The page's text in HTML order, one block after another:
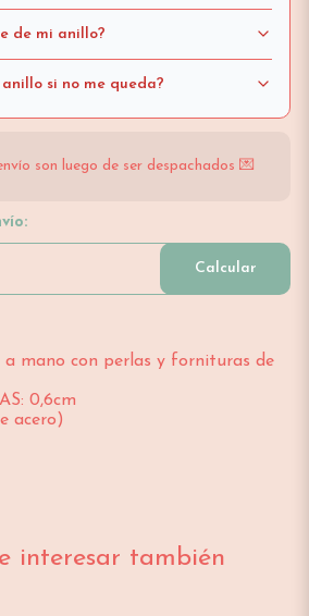
de mi anillo?
si no me queda?
son luego de ser despachados 💌
Calcular
a mano con perlas y fornituras de
0,6cm
acero)
interesar también